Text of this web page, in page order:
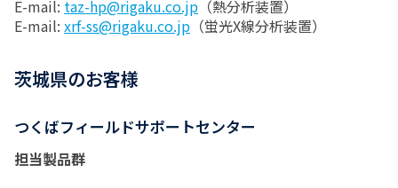
E-mail: taz-hp@rigaku.co.jp （熱分析装置）
E-mail: xrf-ss@rigaku.co.jp （蛍光X線分析装置）
茨城県のお客様
つくばフィールドサポートセンター
担当製品群